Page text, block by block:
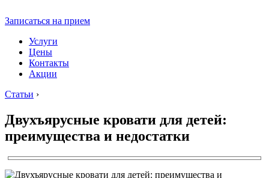
Записаться на прием
Услуги
Цены
Контакты
Акции
Статьи ›
Двухъярусные кровати для детей:
преимущества и недостатки